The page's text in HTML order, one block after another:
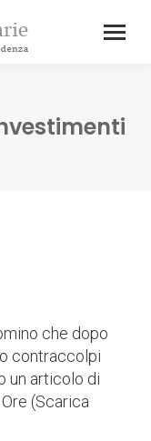
che dopo
contraccolpi
un articolo di
(Scarica